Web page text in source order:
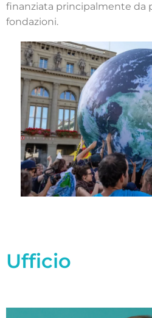
finanziata principalmente da
fondazioni.
Ufficio